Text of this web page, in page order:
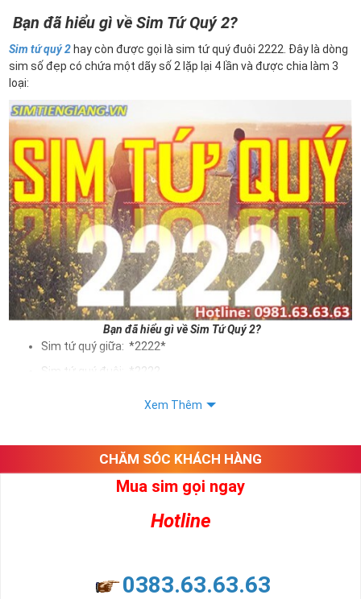
Bạn đã hiểu gì về Sim Tứ Quý 2?
Sim tứ quý 2 hay còn được gọi là sim tứ quý đuôi 2222. Đây là dòng
sim số đẹp có chứa một dãy số 2 lặp lại 4 lần và được chia làm 3
loại:
Bạn đã hiểu gì về Sim Tứ Quý 2?
Sim tứ quý giữa: *2222*
Sim tứ quý đuôi: *2222
như sự sắp xếp của các con số trong sim.
Ý nghĩa sim tứ quý 2
nhiều thành công, thăng tiến hơn.
Xem Thêm
CHĂM SÓC KHÁCH HÀNG
Mua sim gọi ngay
Hotline
0383.63.63.63